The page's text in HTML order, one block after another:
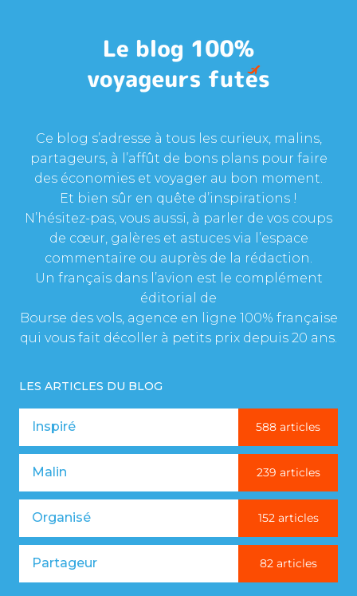
Ce blog s’adresse à tous les curieux, malins,
partageurs, à l’affût de bons plans pour faire
des économies et voyager au bon moment.
Et bien sûr en quête d’inspirations !
N’hésitez-pas, vous aussi, à parler de vos coups
de cœur, galères et astuces via l’espace
commentaire ou auprès de la rédaction.
Un français dans l’avion est le complément
éditorial de
Bourse des vols, agence en ligne 100% française
qui vous fait décoller à petits prix depuis 20 ans.
LES ARTICLES DU BLOG
Inspiré 588 articles
Malin 239 articles
Organisé 152 articles
Partageur 82 articles